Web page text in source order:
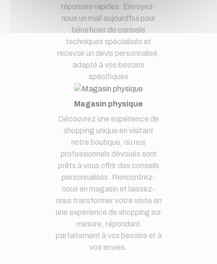
réponses rapides. Envoyez-
nous un mail aujourd'hui pour
bénéficier de conseils
techniques spécialisés et
recevoir un devis personnalisé,
adapté à vos besoins
spécifiques
Magasin physique
Découvrez une expérience de
shopping unique en visitant
notre boutique, où nos
professionnels dévoués sont
prêts à vous offrir des conseils
personnalisés. Rencontrez-
nous en magasin et laissez-
nous transformer votre visite en
une expérience de shopping sur
mesure, répondant
parfaitement à vos besoins et à
vos envies.